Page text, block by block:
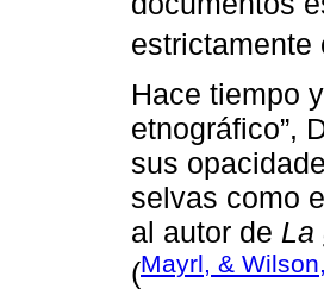
estrictamente
Hace tiempo
etnográfico”,
sus
selvas como
al autor de La
(Mayrl, &